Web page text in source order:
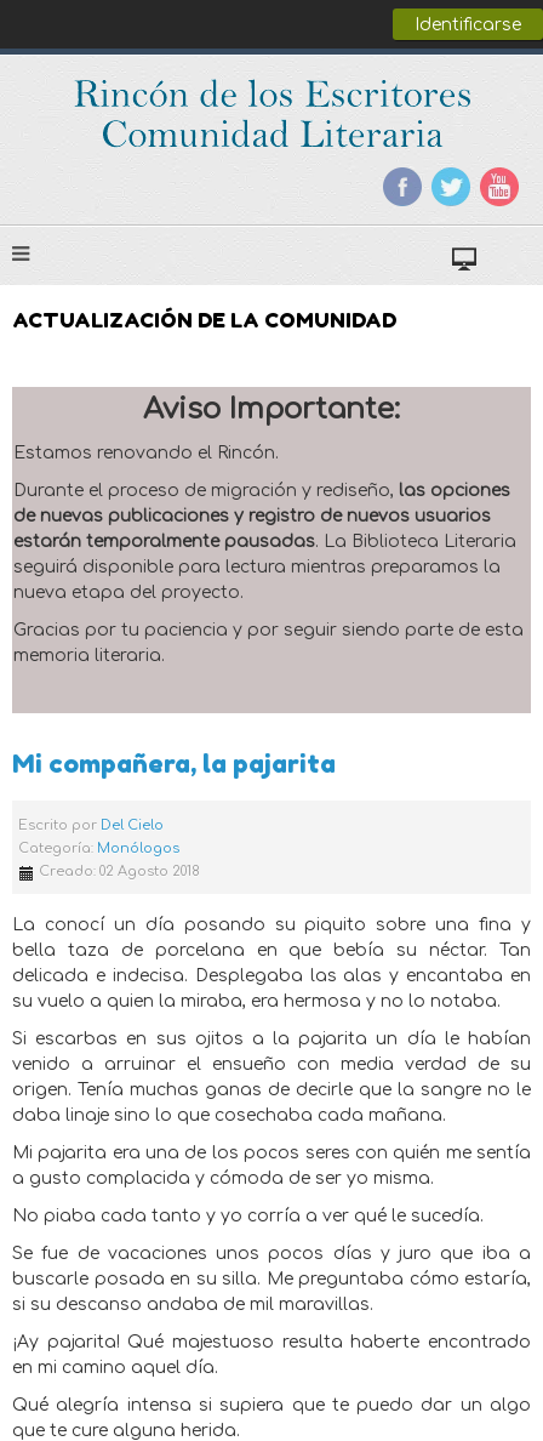
Identificarse
ACTUALIZACIÓN DE LA COMUNIDAD
Aviso Importante:
Estamos renovando el Rincón.
Durante el proceso de migración y rediseño, las opciones
de nuevas publicaciones y registro de nuevos usuarios
estarán temporalmente pausadas. La Biblioteca Literaria
seguirá disponible para lectura mientras preparamos la
nueva etapa del proyecto.
Gracias por tu paciencia y por seguir siendo parte de esta
memoria literaria.
Mi compañera, la pajarita
Escrito por Del Cielo
Categoría: Monólogos
Creado: 02 Agosto 2018
La conocí un día posando su piquito sobre una fina y
bella taza de porcelana en que bebía su néctar. Tan
delicada e indecisa. Desplegaba las alas y encantaba en
su vuelo a quien la miraba, era hermosa y no lo notaba.
Si escarbas en sus ojitos a la pajarita un día le habían
venido a arruinar el ensueño con media verdad de su
origen. Tenía muchas ganas de decirle que la sangre no le
daba linaje sino lo que cosechaba cada mañana.
Mi pajarita era una de los pocos seres con quién me sentía
a gusto complacida y cómoda de ser yo misma.
No piaba cada tanto y yo corría a ver qué le sucedía.
Se fue de vacaciones unos pocos días y juro que iba a
buscarle posada en su silla. Me preguntaba cómo estaría,
si su descanso andaba de mil maravillas.
¡Ay pajarita! Qué majestuoso resulta haberte encontrado
en mi camino aquel día.
Qué alegría intensa si supiera que te puedo dar un algo
que te cure alguna herida.